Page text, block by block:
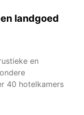
landgoed
en
40 hotelkamers